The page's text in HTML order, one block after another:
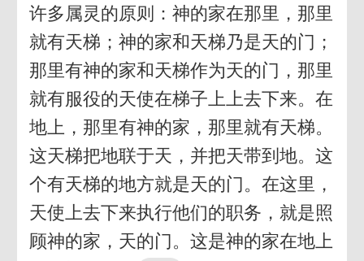
许多属灵的原则：神的家在那里，那里
就有天梯；神的家和天梯乃是天的门；
那里有神的家和天梯作为天的门，那里
就有服役的天使在梯子上上去下来。在
地上，那里有神的家，那里就有天梯。
这天梯把地联于天，并把天带到地。这
个有天梯的地方就是天的门。在这里，
天使上去下来执行他们的职务，就是照
顾神的家，天的门。这是神的家在地上